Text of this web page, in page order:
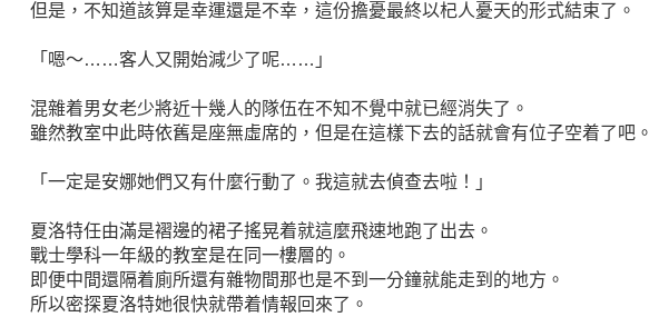
但是，不知道該算是幸運還是不幸，這份擔憂最終以杞人憂天的形式結束了。
「嗯～……客人又開始減少了呢……」
混雜着男女老少將近十幾人的隊伍在不知不覺中就已經消失了。
雖然教室中此時依舊是座無虛席的，但是在這樣下去的話就會有位子空着了吧。
「一定是安娜她們又有什麼行動了。我這就去偵查去啦！」
夏洛特任由滿是褶邊的裙子搖晃着就這麼飛速地跑了出去。
戰士學科一年級的教室是在同一樓層的。
即便中間還隔着廁所還有雜物間那也是不到一分鐘就能走到的地方。
所以密探夏洛特她很快就帶着情報回來了。